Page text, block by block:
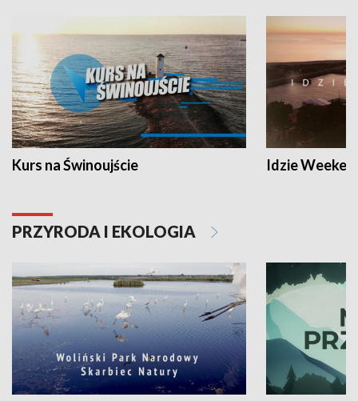
Kurs na Świnoujście Idzie
PRZYRODA I EKOLOGIA